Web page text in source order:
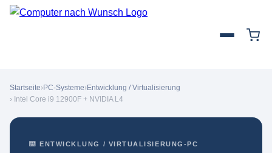
Startseite›PC-Systeme›Entwicklung / Virtualisierung
› Intel Core i9 12900F + NVIDIA L4
⌨️ ENTWICKLUNG / VIRTUALISIERUNG-PC